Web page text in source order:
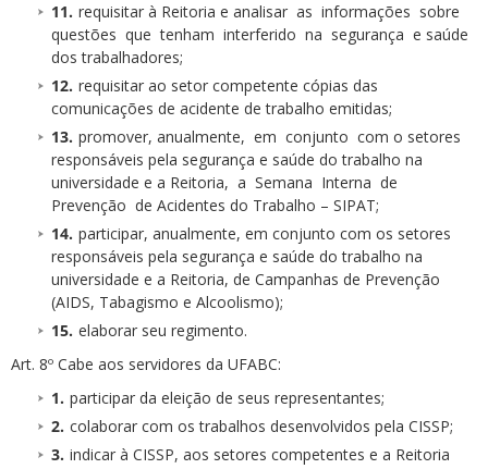
requisitar à Reitoria e analisar as informações sobre
questões que tenham interferido na segurança e saúde
dos trabalhadores;
requisitar ao setor competente cópias das
comunicações de acidente de trabalho emitidas;
promover, anualmente, em conjunto com o setores
responsáveis pela segurança e saúde do trabalho na
universidade e a Reitoria, a Semana Interna de
Prevenção de Acidentes do Trabalho – SIPAT;
participar, anualmente, em conjunto com os setores
responsáveis pela segurança e saúde do trabalho na
universidade e a Reitoria, de Campanhas de Prevenção
(AIDS, Tabagismo e Alcoolismo);
elaborar seu regimento.
Art. 8º Cabe aos servidores da UFABC:
participar da eleição de seus representantes;
colaborar com os trabalhos desenvolvidos pela CISSP;
indicar à CISSP, aos setores competentes e a Reitoria